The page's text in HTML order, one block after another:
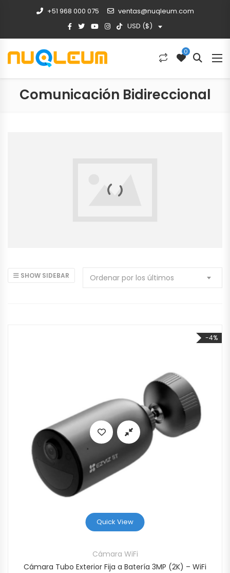
+51 968 000 075
ventas@nuqleum.com
USD ($)
0
Comunicación Bidireccional
SHOW SIDEBAR Ordenar por los últimos
-4%
Quick View
Cámara WiFi
Cámara Tubo Exterior Fija a Batería 3MP (2K) – WiFi